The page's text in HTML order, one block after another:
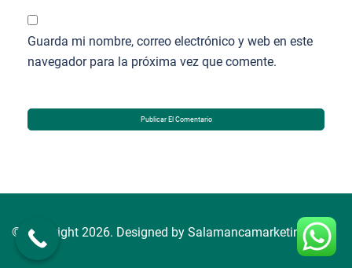
Guarda mi nombre, correo electrónico y web en este
navegador para la próxima vez que comente.
© Copyright 2026. Designed by Salamancamarketing